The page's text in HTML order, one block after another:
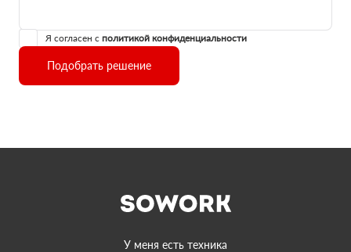
Я согласен с политикой конфиденциальности
Подобрать решение
У меня есть техника